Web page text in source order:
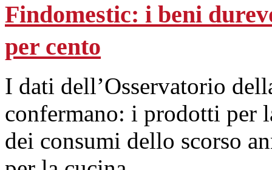
Findomestic: i beni
per cento
I dati dell’Osservatorio
confermano: i prodotti per
dei consumi dello scorso